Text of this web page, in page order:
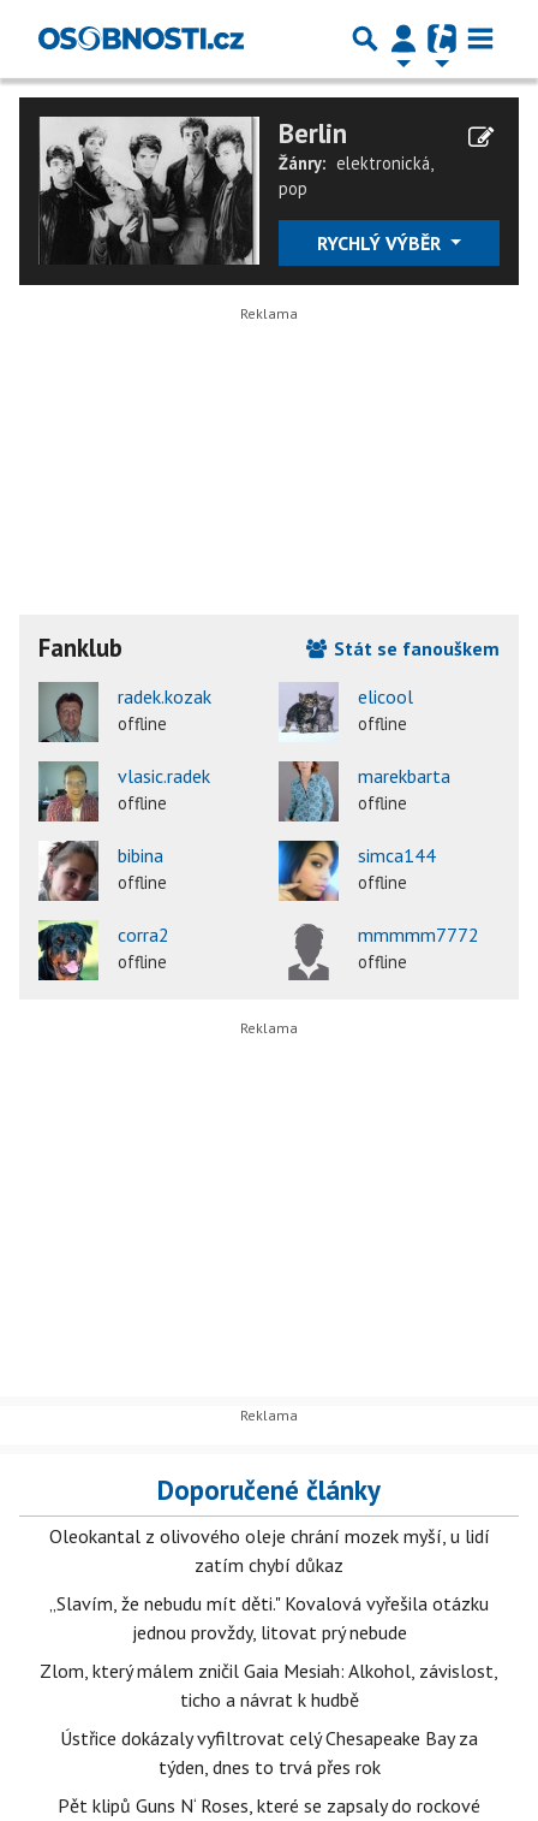
Berlin
Žánry: elektronická,
pop
RYCHLÝ VÝBĚR
Fanklub
Stát se fanouškem
radek.kozak
offline
elicool
offline
vlasic.radek
offline
marekbarta
offline
bibina
offline
simca144
offline
corra2
offline
mmmmm7772
offline
Doporučené články
Oleokantal z olivového oleje chrání mozek myší, u lidí
zatím chybí důkaz
„Slavím, že nebudu mít děti." Kovalová vyřešila otázku
jednou provždy, litovat prý nebude
Zlom, který málem zničil Gaia Mesiah: Alkohol, závislost,
ticho a návrat k hudbě
Ústřice dokázaly vyfiltrovat celý Chesapeake Bay za
týden, dnes to trvá přes rok
Pět klipů Guns N‘ Roses, které se zapsaly do rockové